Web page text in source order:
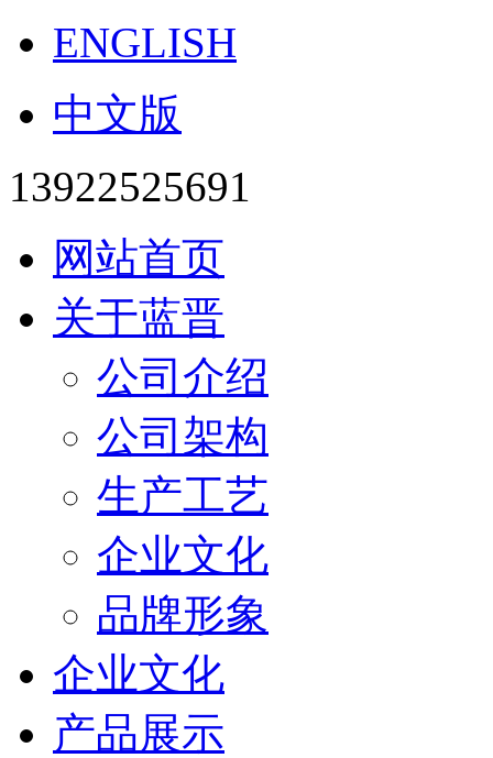
ENGLISH
中文版
13922525691
网站首页
关于蓝晋
公司介绍
公司架构
生产工艺
企业文化
品牌形象
企业文化
产品展示